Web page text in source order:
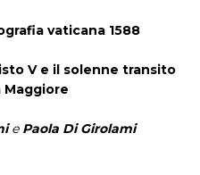
vaticana 1588
V e il solenne transito
Maggiore
e Paola Di Girolami